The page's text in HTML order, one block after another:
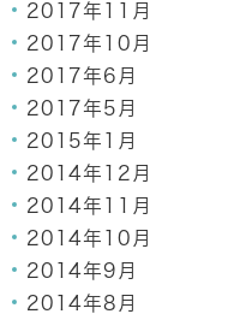
2017年11月
2017年10月
2017年6月
2017年5月
2015年1月
2014年12月
2014年11月
2014年10月
2014年9月
2014年8月